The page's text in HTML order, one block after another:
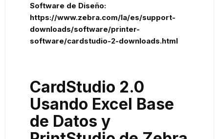
Software de Diseño:
https://www.zebra.com/la/es/support-
downloads/software/printer-
software/cardstudio-2-downloads.html
CardStudio 2.0
Usando Excel Base
de Datos y